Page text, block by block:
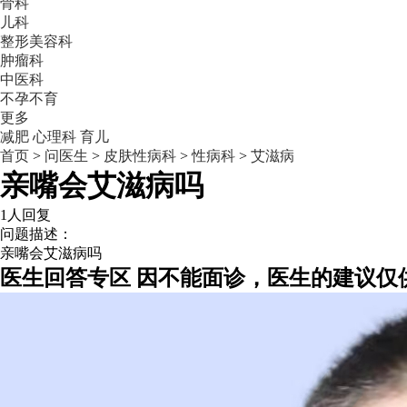
骨科
儿科
整形美容科
肿瘤科
中医科
不孕不育
更多
减肥 心理科 育儿
首页 > 问医生 > 皮肤性病科 > 性病科 > 艾滋病
亲嘴会艾滋病吗
1人回复
问题描述：
亲嘴会艾滋病吗
医生回答专区 因不能面诊，医生的建议仅